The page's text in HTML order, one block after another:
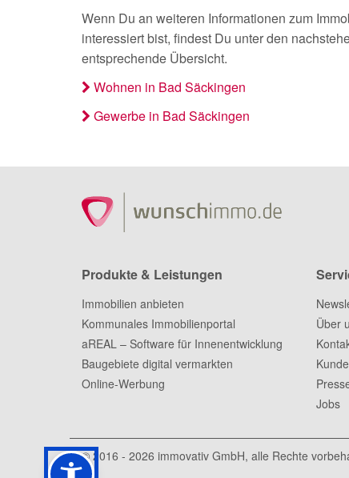
Wenn Du an weiteren Informationen zum
interessiert bist, findest Du unter den
entsprechende Übersicht.
Wohnen in Bad Säckingen
Gewerbe in Bad Säckingen
Produkte & Leistungen
Immobilien anbieten
Kommunales Immobilienportal
aREAL – Software für Innenentwicklung
Baugebiete digital vermarkten
Online-Werbung
Über
Jobs
© 2016 - 2026 immovativ GmbH, alle Rechte